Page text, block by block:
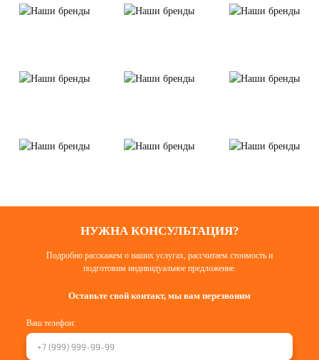
НУЖНА КОНСУЛЬТАЦИЯ?
Подробно расскажем о наших услугах, рассчитаем стоимость и
подготовим индивидуальное предложение.
Оставьте свой контакт, мы вам перезвоним
Ваш телефон: